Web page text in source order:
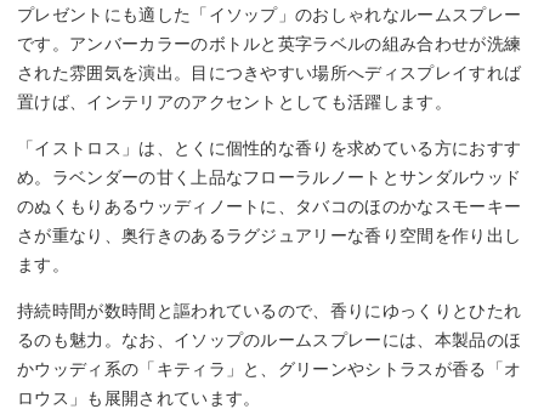
プレゼントにも適した「イソップ」のおしゃれなルームスプレー
です。アンバーカラーのボトルと英字ラベルの組み合わせが洗練
された雰囲気を演出。目につきやすい場所へディスプレイすれば
置けば、インテリアのアクセントとしても活躍します。
「イストロス」は、とくに個性的な香りを求めている方におすす
め。ラベンダーの甘く上品なフローラルノートとサンダルウッド
のぬくもりあるウッディノートに、タバコのほのかなスモーキー
さが重なり、奥行きのあるラグジュアリーな香り空間を作り出し
ます。
持続時間が数時間と謳われているので、香りにゆっくりとひたれ
るのも魅力。なお、イソップのルームスプレーには、本製品のほ
かウッディ系の「キティラ」と、グリーンやシトラスが香る「オ
ロウス」も展開されています。